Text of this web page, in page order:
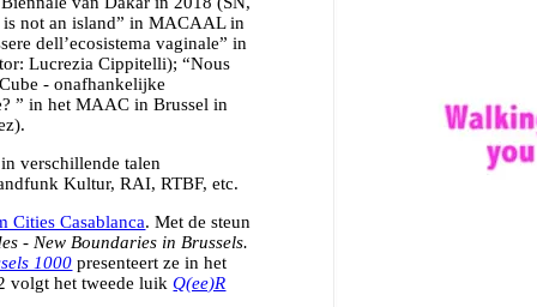
not an island” in MACAAL in
dell’ecosistema vaginale” in
Lucrezia Cippitelli); “Nous
- onafhankelijke
” in het MAAC in Brussel in
verschillende talen
Kultur, RAI, RTBF, etc.
Cities Casablanca. Met de steun
- New Boundaries in Brussels.
1000 presenteert ze in het
volgt het tweede luikQ(ee)R